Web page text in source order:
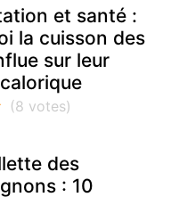
et santé :
la cuisson des
sur leur
des
: 10